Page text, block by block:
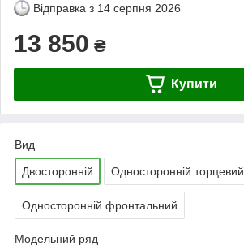
Відправка з 14 серпня 2026
13 850 ₴
Купити
Вид
Двосторонній Односторонній торцевий
Односторонній фронтальний
Модельний ряд